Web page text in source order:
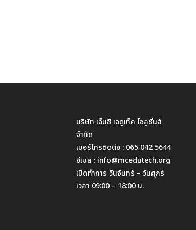
บริษัท เอ็มซี เอดูเท็ค โซลูชั่นส์
จำกัด
เบอร์โทรติดต่อ : 065 042 5644
อีเมล : info@mcedutech.org
เปิดทำการ วันจันทร์ – วันศุกร์
เวลา 09:00 – 18:00 น.